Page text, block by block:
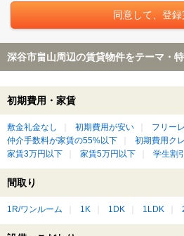
深谷市畠山周辺の賃貸物件をテーマ・
初期費用・家賃
敷金礼金なし 初期費用が安い フリー
仲介手数料が家賃の55%以下
初期費用ク
家賃3万円以下
家賃5万円以下 学生割
間取り
1R/ワンルーム 1K 1DK 1LDK